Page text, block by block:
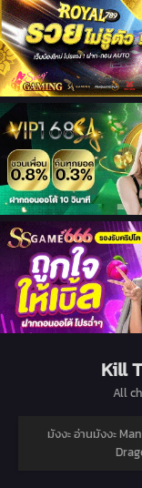
Kill
All
มังงะ อ่านมังงะ